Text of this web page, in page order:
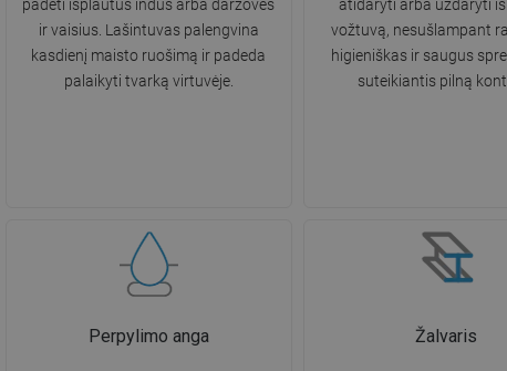
padėti išplautus indus arba daržoves
ir vaisius. Lašintuvas palengvina
kasdienį maisto ruošimą ir padeda
palaikyti tvarką virtuvėje.
atidaryti arba uždaryti
vožtuvą, nesušlampant
higieniškas ir saugus
suteikiantis pilną
Perpylimo anga Žalvaris